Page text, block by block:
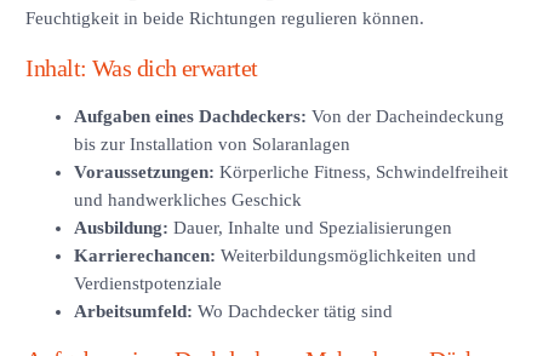
Feuchtigkeit in beide Richtungen regulieren können.
Inhalt: Was dich erwartet
Aufgaben eines Dachdeckers: Von der Dacheindeckung
bis zur Installation von Solaranlagen
Voraussetzungen: Körperliche Fitness, Schwindelfreiheit
und handwerkliches Geschick
Ausbildung: Dauer, Inhalte und Spezialisierungen
Karrierechancen: Weiterbildungsmöglichkeiten und
Verdienstpotenziale
Arbeitsumfeld: Wo Dachdecker tätig sind